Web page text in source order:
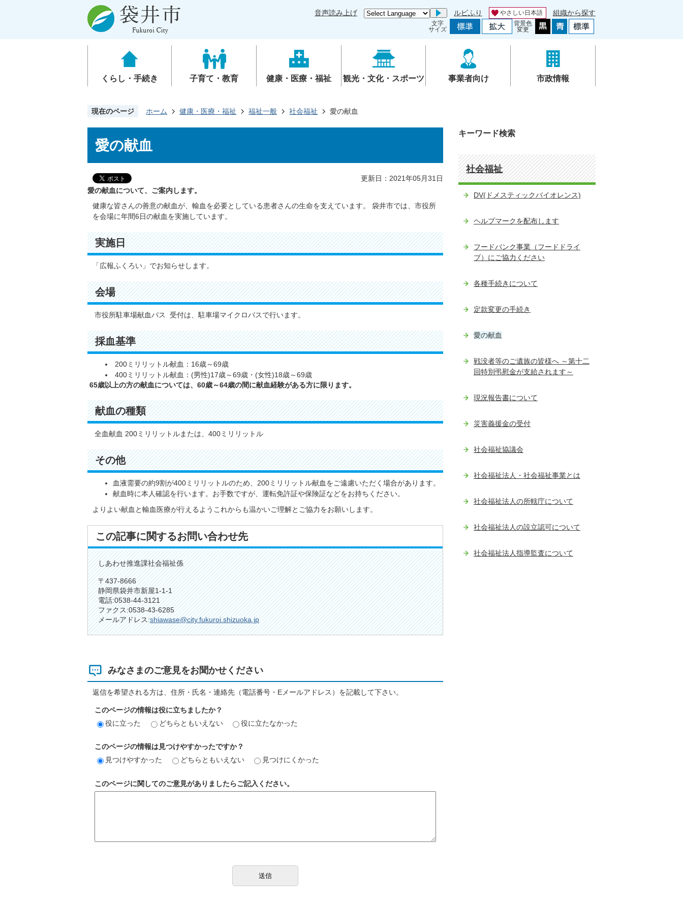
音声読み上げ Go ルビふり やさしい日本語 組織から探す
文字
サイズ
背景色
変更
くらし・手続き 子育て・教育 健康・医療・福祉 観光・文化・スポーツ 事業者向け 市政情報
現在のページ ホーム 健康・医療・福祉 福祉一般 社会福祉 愛の献血
愛の献血
更新日：2021年05月31日
愛の献血について、ご案内します。
健康な皆さんの善意の献血が、輸血を必要としている患者さんの生命を支えています。 袋井市では、市役所
を会場に年間6日の献血を実施しています。
実施日
「広報ふくろい」でお知らせします。
会場
市役所駐車場献血バス 受付は、駐車場マイクロバスで行います。
採血基準
200ミリリットル献血：16歳～69歳
400ミリリットル献血：(男性)17歳～69歳・(女性)18歳～69歳
65歳以上の方の献血については、60歳～64歳の間に献血経験がある方に限ります。
献血の種類
全血献血 200ミリリットルまたは、400ミリリットル
その他
血液需要の約9割が400ミリリットルのため、200ミリリットル献血をご遠慮いただく場合があります。
献血時に本人確認を行います。お手数ですが、運転免許証や保険証などをお持ちください。
よりよい献血と輸血医療が行えるようこれからも温かいご理解とご協力をお願いします。
この記事に関するお問い合わせ先
しあわせ推進課社会福祉係
〒437-8666
静岡県袋井市新屋1-1-1
電話:0538-44-3121
ファクス:0538-43-6285
メールアドレス:shiawase@city.fukuroi.shizuoka.jp
みなさまのご意見をお聞かせください
返信を希望される方は、住所・氏名・連絡先（電話番号・Eメールアドレス）を記載して下さい。
このページの情報は役に立ちましたか？
役に立った
どちらともいえない 役に立たなかった
このページの情報は見つけやすかったですか？
見つけやすかった
どちらともいえない 見つけにくかった
このページに関してのご意見がありましたらご記入ください。
キーワード検索
社会福祉
DV(ドメスティックバイオレンス)
ヘルプマークを配布します
フードバンク事業（フードドライ
ブ）にご協力ください
各種手続きについて
定款変更の手続き
愛の献血
戦没者等のご遺族の皆様へ ～第十二
回特別弔慰金が支給されます～
現況報告書について
災害義援金の受付
社会福祉協議会
社会福祉法人・社会福祉事業とは
社会福祉法人の所轄庁について
社会福祉法人の設立認可について
社会福祉法人指導監査について